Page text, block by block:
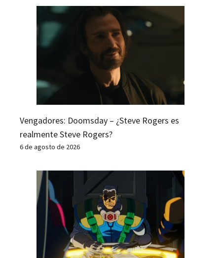
Vengadores: Doomsday – ¿Steve Rogers es
realmente Steve Rogers?
6 de agosto de 2026